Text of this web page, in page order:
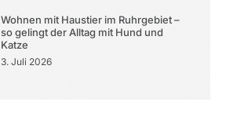
Wohnen mit Haustier im Ruhrgebiet –
so gelingt der Alltag mit Hund und
Katze
3. Juli 2026